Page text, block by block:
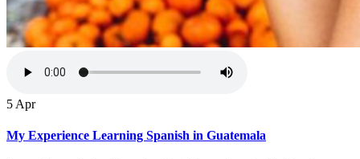
5 Apr
My Experience Learning Spanish in Guatemala